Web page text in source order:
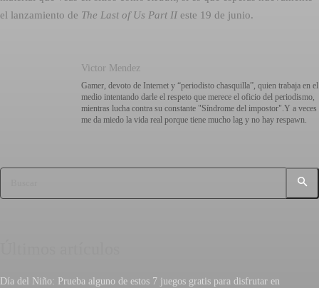
el lanzamiento de  The Last of Us Part II este 19 de junio.
Victor Mendez
Gamer, devoto de Internet y “periodisto chasquilla”, quien trabaja en el
medio intentando darle el respeto que merece el oficio del periodismo,
mientras lucha contra su constante "Síndrome del impostor".Y a veces
me da miedo la vida real porque tiene mucho lag y no hay respawn.
Día del Niño: Prueba alguno de estos 7 juegos gratis para disfrutar en